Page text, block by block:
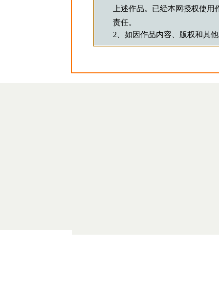
上述作品。已经本网授权使
责任。
2、如因作品内容、版权和其